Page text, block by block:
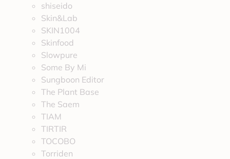
shiseido
Skin&Lab
SKIN1004
Skinfood
Slowpure
Some By Mi
Sungboon Editor
The Plant Base
The Saem
TIAM
TIRTIR
TOCOBO
Torriden